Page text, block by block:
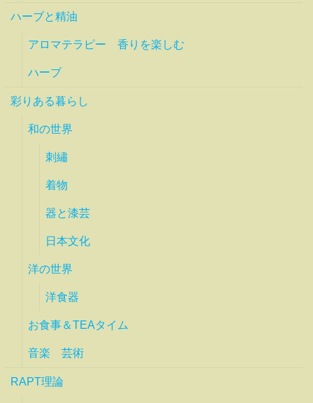
ハーブと精油
アロマテラピー 香りを楽しむ
ハーブ
彩りある暮らし
和の世界
刺繡
着物
器と漆芸
日本文化
洋の世界
洋食器
お食事＆TEAタイム
音楽 芸術
RAPT理論